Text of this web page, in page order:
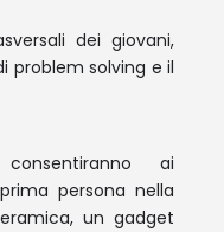
dei giovani,
problem solving e il
ai
persona nella
un gadget